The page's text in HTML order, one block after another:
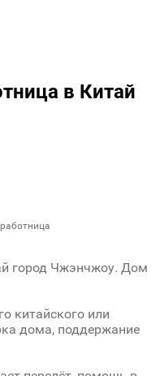
в Китай
город Чжэнчжоу. Дом
китайского или
дома, поддержание